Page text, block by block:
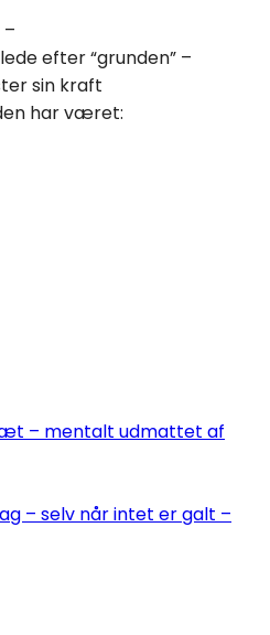
efter “grunden” –
sin kraft
har været:
– mentalt udmattet af
– selv når intet er galt –